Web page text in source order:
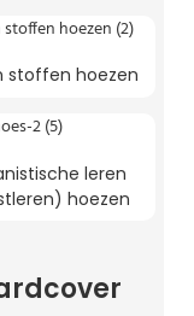
stoffen hoezen
leren
hoezen